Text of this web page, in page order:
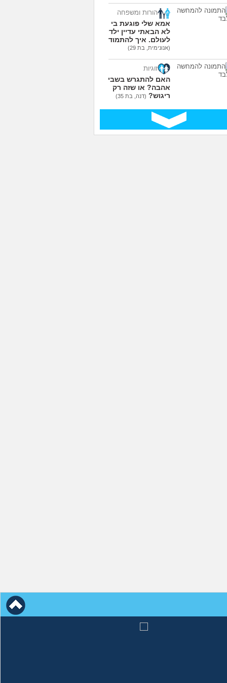
הורות ומשפחה
אמא שלי פוגעת בי כי
לא הבאתי עדיין ילדים
לעולם. איך להתמודד?
(אנונימית, בת 29)
זוגיות
האם להתגרש בשביל
אהבה? או שזה רק
ריגוש? (דנה, בת 35)